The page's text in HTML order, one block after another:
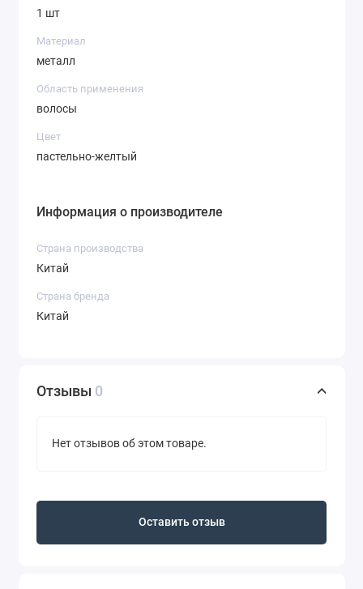
1 шт
Материал
металл
Область применения
волосы
Цвет
пастельно-желтый
Информация о производителе
Страна производства
Китай
Страна бренда
Китай
Отзывы 0
Нет отзывов об этом товаре.
Оставить отзыв